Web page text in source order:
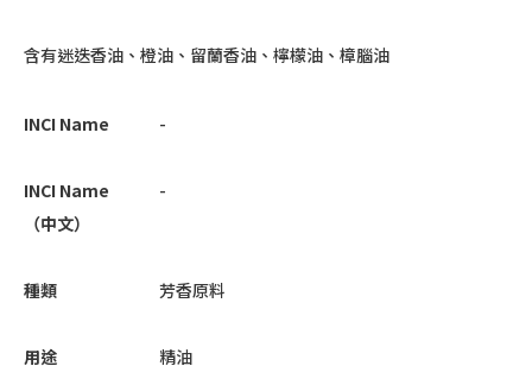
含有迷迭香油、橙油、留蘭香油、檸檬油、樟腦油
INCI Name -
INCI Name
（中文）
-
種類 芳香原料
用途 精油